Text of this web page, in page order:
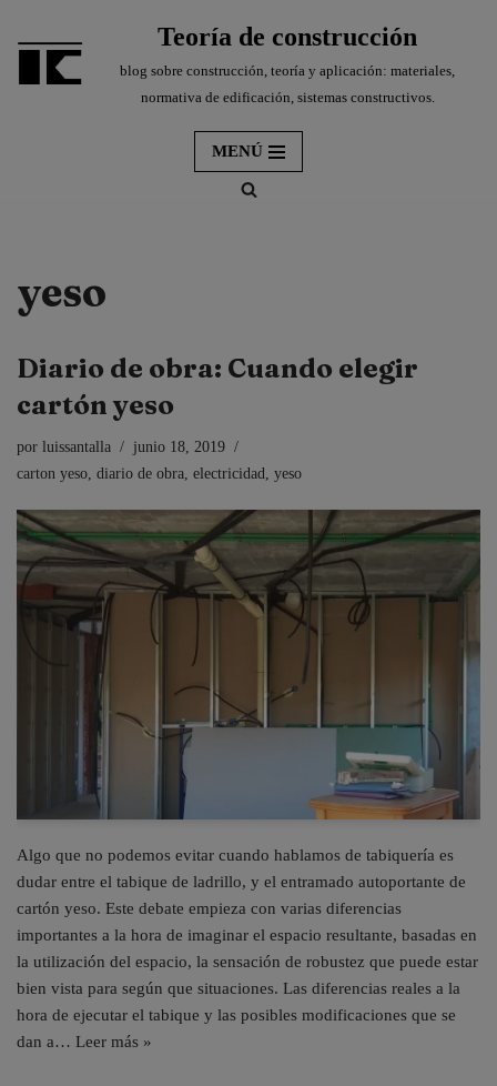
al
Teoría de construcción
blog sobre construcción, teoría y aplicación: materiales,
normativa de edificación, sistemas constructivos.
MENÚ
yeso
Diario de obra: Cuando elegir
cartón yeso
por luissantalla
junio 18, 2019
carton yeso, diario de obra, electricidad, yeso
Algo que no podemos evitar cuando hablamos de tabiquería es
dudar entre el tabique de ladrillo, y el entramado autoportante de
cartón yeso. Este debate empieza con varias diferencias
importantes a la hora de imaginar el espacio resultante, basadas en
la utilización del espacio, la sensación de robustez que puede estar
bien vista para según que situaciones. Las diferencias reales a la
hora de ejecutar el tabique y las posibles modificaciones que se
dan a… Leer más »